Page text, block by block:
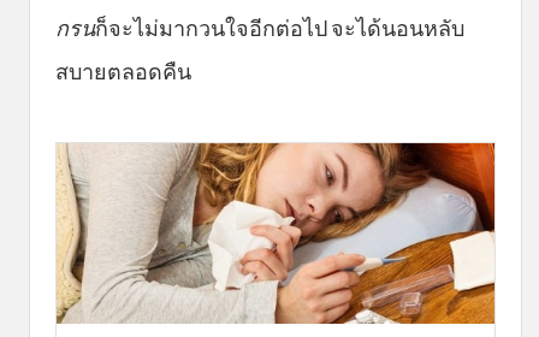
กรนก็จะไม่มากวนใจอีกต่อไป จะได้นอนหลับ
สบายตลอดคืน